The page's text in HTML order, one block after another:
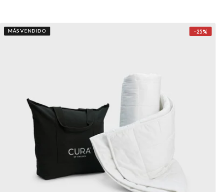
MÁS VENDIDO −25%